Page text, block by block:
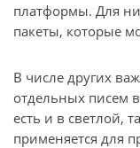
платформы. Для
пакеты, которые
В числе других
отдельных писем
есть и в светлой,
применяется для